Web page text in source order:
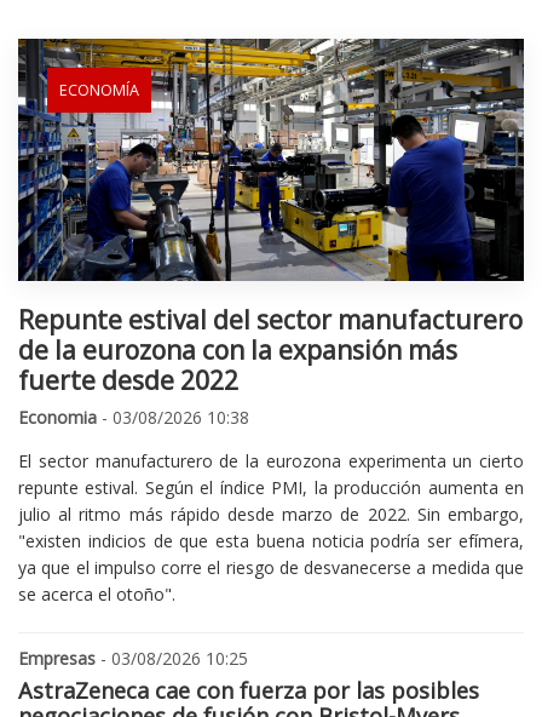
ECONOMÍA
Repunte estival del sector manufacturero
de la eurozona con la expansión más
fuerte desde 2022
Economia - 03/08/2026 10:38
El sector manufacturero de la eurozona experimenta un cierto
repunte estival. Según el índice PMI, la producción aumenta en
julio al ritmo más rápido desde marzo de 2022. Sin embargo,
"existen indicios de que esta buena noticia podría ser efímera,
ya que el impulso corre el riesgo de desvanecerse a medida que
se acerca el otoño".
Empresas - 03/08/2026 10:25
AstraZeneca cae con fuerza por las posibles